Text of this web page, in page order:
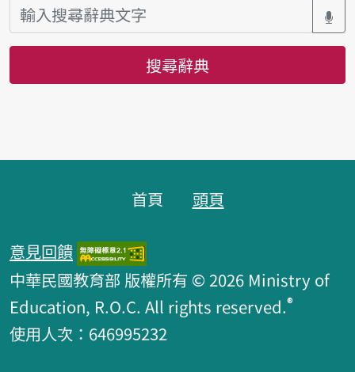
搜尋辭典
首頁 頭頁
意見回饋
中華民國教育部 版權所有 © 2026 Ministry of
Education, R.O.C. All rights reserved.®
使用人次：646995232